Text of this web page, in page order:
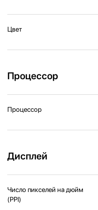
Цвет
Процессор
Процессор
Дисплей
Число пикселей на дюйм
(PPI)